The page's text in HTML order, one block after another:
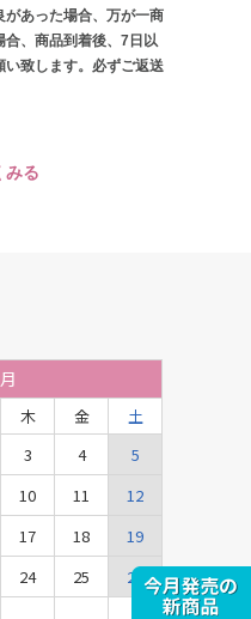
あった場合、万が一商
、商品到着後、7日以
い致します。必ずご返送
みる
木 金
土
3 4
5
10 11
12
17 18
19
24 25
26